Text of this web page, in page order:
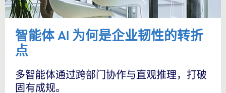
智能体 AI 为何是企业韧性的转折
点
多智能体通过跨部门协作与直观推理，打破
固有成规。